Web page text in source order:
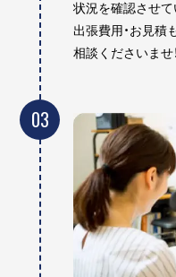
状況を確認させて
出張費用・お見積
相談くださいませ！
03